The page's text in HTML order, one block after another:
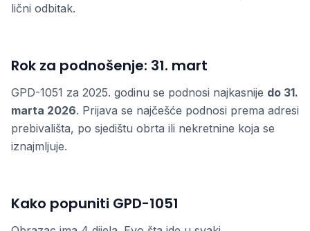
lični odbitak.
Rok za podnošenje: 31. mart
GPD-1051 za 2025. godinu se podnosi najkasnije do 31.
marta 2026. Prijava se najčešće podnosi prema adresi
prebivališta, po sjedištu obrta ili nekretnine koja se
iznajmljuje.
Kako popuniti GPD-1051